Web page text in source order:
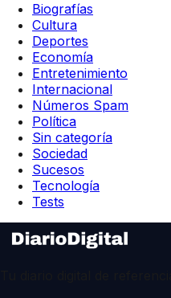
Biografías
Cultura
Deportes
Economía
Entretenimiento
Internacional
Números Spam
Política
Sin categoría
Sociedad
Sucesos
Tecnología
Tests